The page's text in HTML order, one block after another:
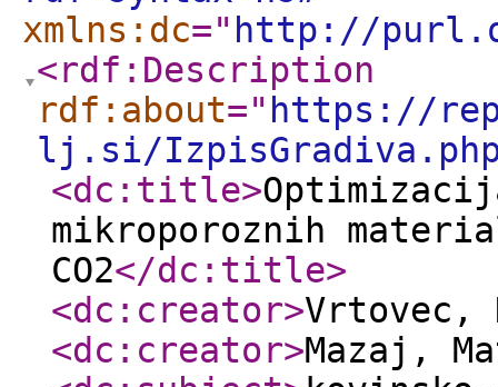
xmlns:dc=" http://
<rdf:Description
rdf:about=" https://
lj.si/
<dc:title>
mikroporoznih
CO2</dc:title>
<dc:creator>
<dc:creator>Mazaj,